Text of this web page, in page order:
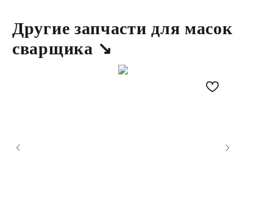
Другие запчасти для масок
сварщика ↘